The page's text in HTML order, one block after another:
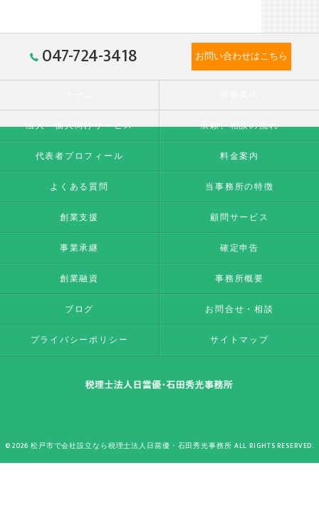
047-724-3418 お問い合わせはこちら
法人・個人向けサービス 依頼、相談の流れ
代表者プロフィール 料金案内
よくある質問 当事務所の特徴
創業支援 顧問サービス
事業承継 確定申告
創業融資 事務所概要
ブログ お問合せ・相談
プライバシーポリシー サイトマップ
© 2026 松戸市で会社設立なら税理士法人日當優・石田秀光事務所 ALL RIGHTS RESERVED.